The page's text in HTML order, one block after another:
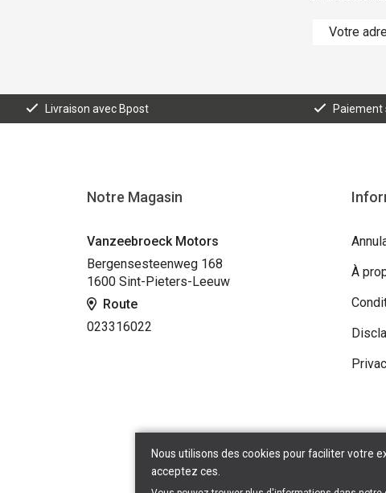
Livraison avec Bpost Paiement
Notre Magasin
Vanzeebroeck Motors
Bergensesteenweg 168
1600 Sint-Pieters-Leeuw
Route
023316022
À
Nous utilisons des cookies pour faciliter votre
acceptez ces.